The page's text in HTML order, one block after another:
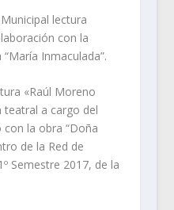
lectura
con la
Inmaculada”.
«Raúl Moreno
teatral a cargo del
la obra “Doña
de la Red de
Semestre 2017, de la